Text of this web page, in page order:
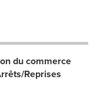
du commerce
Reprises